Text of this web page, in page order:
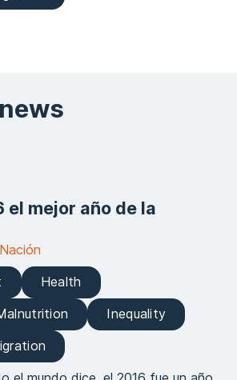
el mejor año de la
Health
Inequality